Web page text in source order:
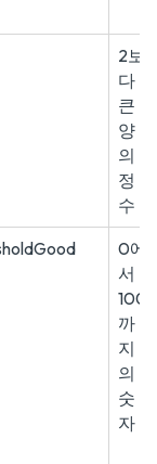
2보
다
큰
양
의
정
수
0에
서
100
까
지
의
숫
자